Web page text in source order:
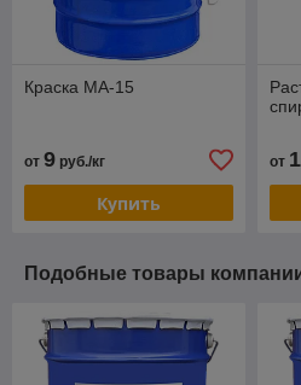
Краска МА-15
от 9 руб./кг
Купить
от
Подобные товары